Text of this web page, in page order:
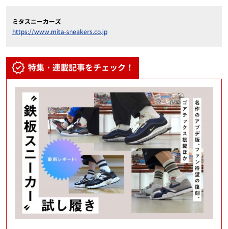
ミタスニーカーズ
https://www.mita-sneakers.co.jp
特集・連載記事をチェック！